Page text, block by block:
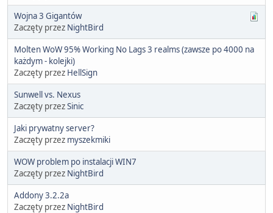
Wojna 3 Gigantów
Zaczęty przez NightBird
Molten WoW 95% Working No Lags 3 realms (zawsze po 4000 na
każdym - kolejki)
Zaczęty przez HellSign
Sunwell vs. Nexus
Zaczęty przezSinic
Jaki prywatny server?
Zaczęty przez myszekmiki
WOW problem po instalacji WIN7
Zaczęty przez NightBird
Addony 3.2.2a
Zaczęty przez NightBird